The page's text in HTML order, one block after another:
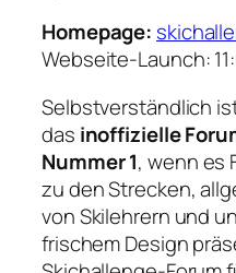
Homepage:
Webseite-Launch:
Selbstverständlich
das inoffizielle
Nummer 1, wenn es
zu den Strecken,
von Skilehrern und
frischem Design